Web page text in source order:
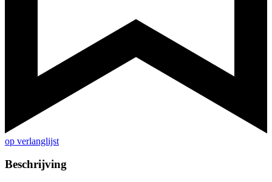
op verlanglijst
Beschrijving